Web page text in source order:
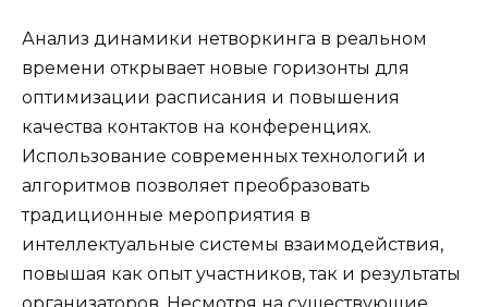
Анализ динамики нетворкинга в реальном
времени открывает новые горизонты для
оптимизации расписания и повышения
качества контактов на конференциях.
Использование современных технологий и
алгоритмов позволяет преобразовать
традиционные мероприятия в
интеллектуальные системы взаимодействия,
повышая как опыт участников, так и результаты
организаторов. Несмотря на существующие